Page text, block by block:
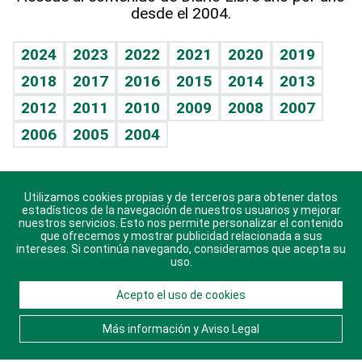
Vida y familia
Eñe
Celebrando la vida
Sin complejos
En pocas palabras
Escuchando al corazón
Economía Personal
TBT Deportivo
Guía del dinero
Horóscopos
Crucigramas
desde el 2004.
2024 2023 2022 2021 2020
2019
2018
2017 2016 2015 2014
2013
2012
2011 2010 2009 2008
2007
2006
2005 2004
Descarga nuestras aplicaciones para Android, iOS y
sistema Huawei.
© 2021 Diario Libre, todos los derechos reservados.
Consulta elAviso Legal. Ponte en Contacto
nosotros y conoce más sobre Diario Libre
Utilizamos cookies propias y de terceros para obtener datos
estadísticos de la navegación de nuestros usuarios y mejorar
nuestros servicios. Esto nos permite personalizar el contenido
que ofrecemos y mostrar publicidad relacionada a sus
intereses. Si continúa navegando, consideramos que acepta su
uso.
Acepto el uso de cookies
Más información y Aviso Legal